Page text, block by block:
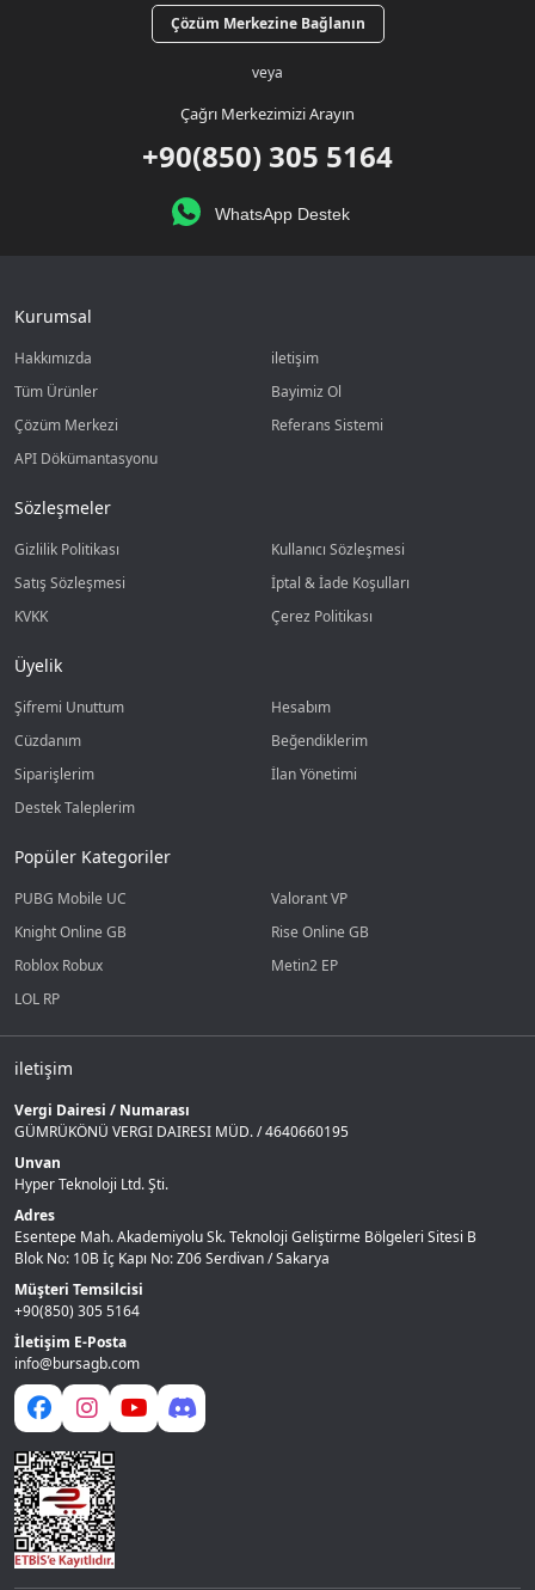
Çözüm Merkezine Bağlanın
veya
Çağrı Merkezimizi Arayın
+90(850) 305 5164
WhatsApp Destek
Kurumsal
Hakkımızda
iletişim
Tüm Ürünler
Bayimiz Ol
Çözüm Merkezi
Referans Sistemi
API Dökümantasyonu
Sözleşmeler
Gizlilik Politikası
Kullanıcı Sözleşmesi
Satış Sözleşmesi
İptal & İade Koşulları
KVKK
Çerez Politikası
Üyelik
Şifremi Unuttum
Hesabım
Cüzdanım
Beğendiklerim
Siparişlerim
İlan Yönetimi
Destek Taleplerim
Popüler Kategoriler
PUBG Mobile UC
Valorant VP
Knight Online GB
Rise Online GB
Roblox Robux
Metin2 EP
LOL RP
iletişim
Vergi Dairesi / Numarası
GÜMRÜKÖNÜ VERGI DAIRESI MÜD. / 4640660195
Unvan
Hyper Teknoloji Ltd. Şti.
Adres
Esentepe Mah. Akademiyolu Sk. Teknoloji Geliştirme Bölgeleri Sitesi B
Blok No: 10B İç Kapı No: Z06 Serdivan / Sakarya
Müşteri Temsilcisi
+90(850) 305 5164
İletişim E-Posta
info@bursagb.com